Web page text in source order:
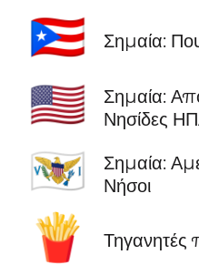
🇵🇷 Σημαία:
🇺🇲
Σημαία:
Νησίδες
🇻🇮
Σημαία:
Νήσοι
🍟 Τηγανητές